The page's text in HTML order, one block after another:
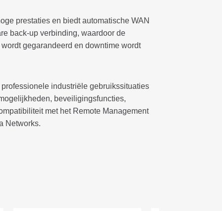
prestaties en biedt automatische WAN
back-up verbinding, waardoor de
gegarandeerd en downtime wordt
industriële gebruikssituaties
beveiligingsfuncties,
met het Remote Management
Networks.